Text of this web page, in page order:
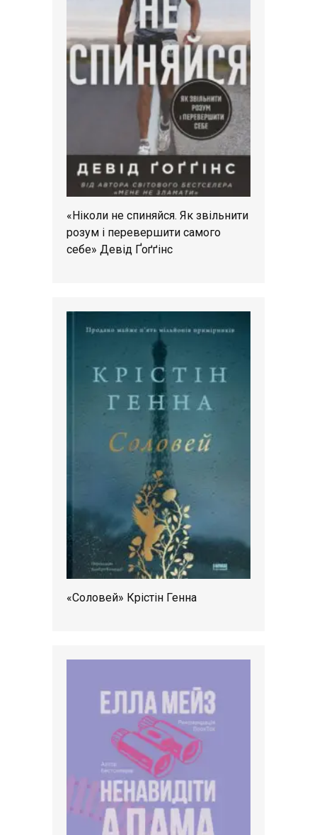
«Ніколи не спиняйся. Як звільнити
розум і перевершити самого
себе» Девід Ґоґґінс
«Соловей» Крістін Генна